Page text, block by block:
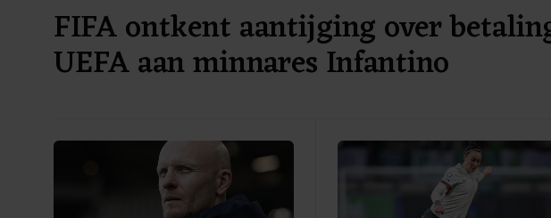
FIFA ontkent aantijging over
UEFA aan minnares Infantino